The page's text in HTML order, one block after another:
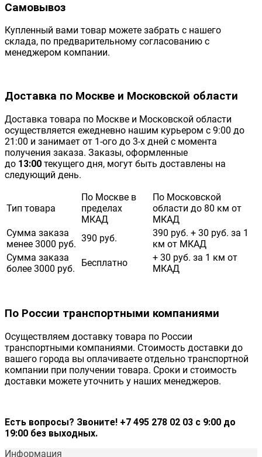
Самовывоз
Купленный вами товар можете забрать с нашего
склада, по предварительному согласованию с
менеджером компании.
Доставка по Москве и Московской области
Доставка товара по Москве и Московской области
осуществляется ежедневно нашим курьером с 9:00 до
21:00 и занимает от 1-ого до 3-х дней с момента
получения заказа. Заказы, оформленные
до 13:00 текущего дня, могут быть доставлены на
следующий день.
Тип товара
По Москве в
пределах
МКАД
По Московской
области до 80 км от
МКАД
Сумма заказа
менее 3000 руб.
390 руб.
390 руб. + 30 руб. за 1
км от МКАД
Сумма заказа
более 3000 руб.
Бесплатно
+ 30 руб. за 1 км от
МКАД
По России транспортными компаниями
Осуществляем доставку товара по России
транспортными компаниями. Стоимость доставки до
вашего города вы оплачиваете отдельно транспортной
компании при получении товара. Сроки и стоимость
доставки можете уточнить у наших менеджеров.
Есть вопросы? Звоните! +7 495 278 02 03 с 9:00 до
19:00 без выходных.
Информация